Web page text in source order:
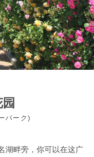
パーク)
湖畔旁，你可以在这广